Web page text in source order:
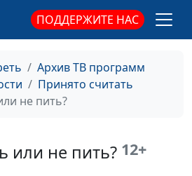
ПОДДЕРЖИТЕ НАС
Архив ТВ программ
Принято считать
не пить?
или не пить? 12+
Юлия Синицына,
представитель
общероссийской
общественной
#466
Юлия Синицына,